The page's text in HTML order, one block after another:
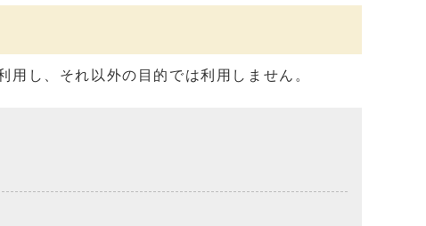
し、それ以外の目的では利用しません。